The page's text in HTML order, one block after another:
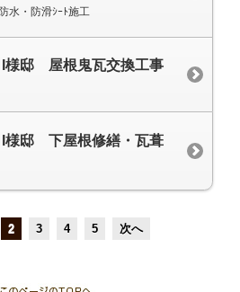
水・防滑ｼｰﾄ施工
I様邸 屋根鬼瓦交換工事
I様邸 下屋根修繕・瓦葺
2 3 4 5 次へ